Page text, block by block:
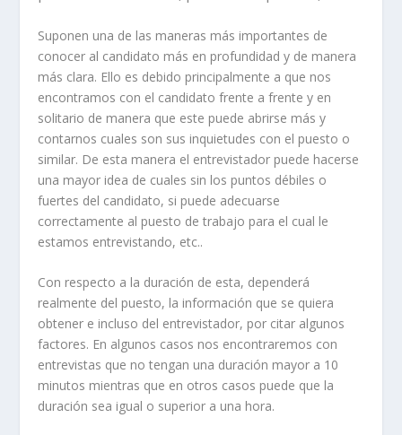
Suponen una de las maneras más importantes de
conocer al candidato más en profundidad y de manera
más clara. Ello es debido principalmente a que nos
encontramos con el candidato frente a frente y en
solitario de manera que este puede abrirse más y
contarnos cuales son sus inquietudes con el puesto o
similar. De esta manera el entrevistador puede hacerse
una mayor idea de cuales sin los puntos débiles o
fuertes del candidato, si puede adecuarse
correctamente al puesto de trabajo para el cual le
estamos entrevistando, etc..
Con respecto a la duración de esta, dependerá
realmente del puesto, la información que se quiera
obtener e incluso del entrevistador, por citar algunos
factores. En algunos casos nos encontraremos con
entrevistas que no tengan una duración mayor a 10
minutos mientras que en otros casos puede que la
duración sea igual o superior a una hora.